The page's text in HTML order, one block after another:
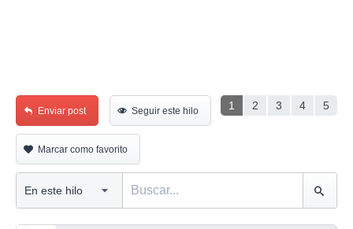
1 2 3 4 5
Enviar post Seguir este hilo
Marcar como favorito